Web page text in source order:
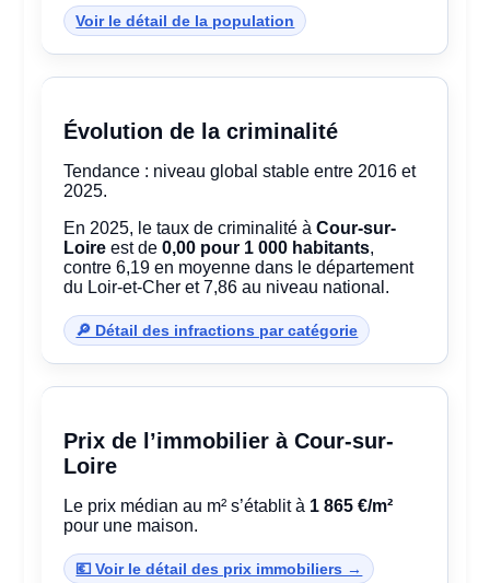
Voir le détail de la population
Évolution de la criminalité
Tendance : niveau global stable entre 2016 et
2025.
En 2025, le taux de criminalité àCour-sur-
Loire est de0,00 pour 1 000 habitants,
contre 6,19 en moyenne dans le département
du Loir-et-Cher et 7,86 au niveau national.
🔎 Détail des infractions par catégorie
Prix de l’immobilier à Cour-sur-
Loire
Le prix médian au m² s’établit à 1 865 €/m²
pour une maison.
💶 Voir le détail des prix immobiliers →